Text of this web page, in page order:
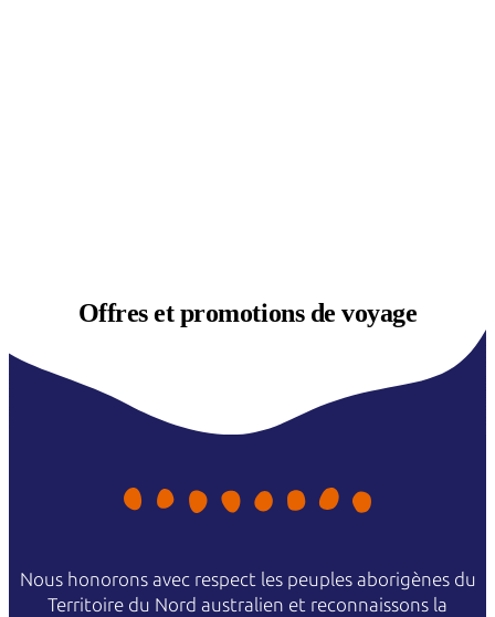
Offres etpromotions de voyage
Nous honorons avec respect les peuples aborigènes du
Territoire du Nord australien et reconnaissons la